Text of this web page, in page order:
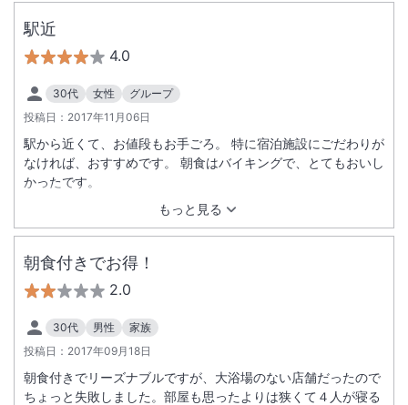
駅近
4.0
30代 女性
グループ
投稿日： 2017年11月06日
もっと見る
駅から近くて、お値段もお手ごろ。 特に宿泊施設にごだわりが
なければ、おすすめです。 朝食はバイキングで、とてもおいし
かったです。
朝食付きでお得！
2.0
30代 男性
家族
投稿日： 2017年09月18日
朝食付きでリーズナブルですが、大浴場のない店舗だったので
ちょっと失敗しました。部屋も思ったよりは狭くて４人が寝る